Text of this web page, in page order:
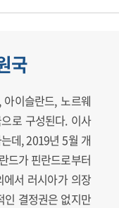
국
이슬란드, 노르웨
로 구성된다. 이사
데, 2019년 5월 개
드가 핀란드로부터
서 러시아가 의장
인 결정권은 없지만